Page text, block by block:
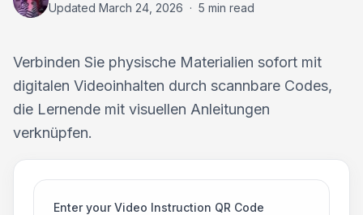
Updated March 24, 2026 · 5 min read
Verbinden Sie physische Materialien sofort mit
digitalen Videoinhalten durch scannbare Codes,
die Lernende mit visuellen Anleitungen
verknüpfen.
Enter your Video Instruction QR Code